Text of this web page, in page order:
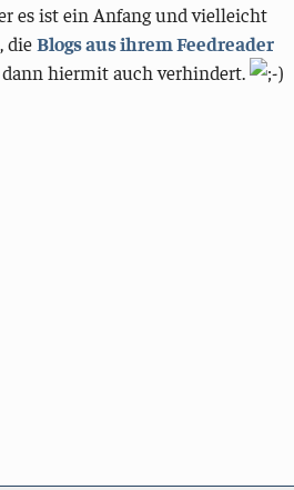
es ist ein Anfang und vielleicht
dieBlogs aus ihrem Feedreader
hiermit auch verhindert.